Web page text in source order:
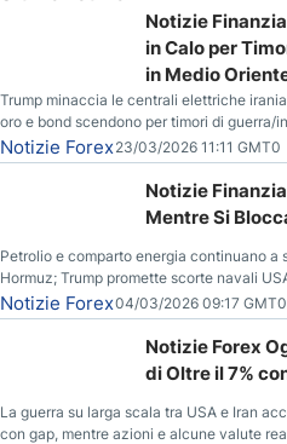
Notizie
in Calo per
in Medio
Trump minaccia le centrali elettriche
oro e bond scendono per timori di
correzione; il petrolio greggio resta stabile.
Notizie Forex23/03/2026 11:11 GMT0
Notizie
Mentre Si
Petrolio e comparto energia continuano a
Hormuz; Trump promette scorte navali
del gas naturale mette pressione all’euro.
Notizie Forex04/03/2026 09:17 GMT0
Notizie Forex
di Oltre il 7%
La guerra su larga scala tra USA e Iran
con gap, mentre azioni e alcune valute